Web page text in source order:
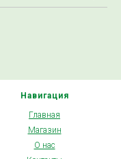
Навигация
Главная
Магазин
О нас